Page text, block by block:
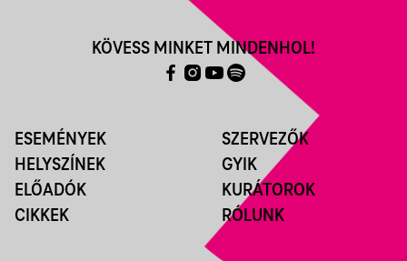
ESEMÉNYEK
HELYSZÍNEK
ELŐADÓK
CIKKEK
SZERVEZŐK
GYIK
KURÁTOROK
RÓLUNK
KÖVESS MINKET MINDENHOL!